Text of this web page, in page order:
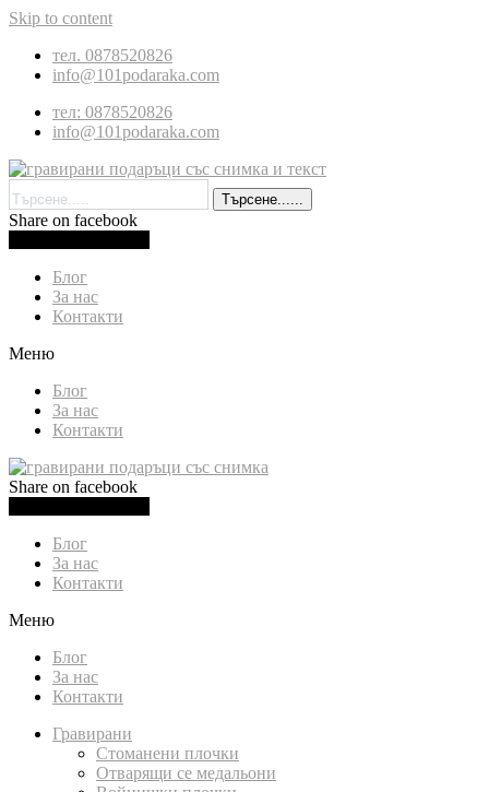
Skip to content
тел. 0878520826
info@101podaraka.com
тел: 0878520826
info@101podaraka.com
Търсене......
Share on facebook
Блог
За нас
Контакти
Меню
Блог
За нас
Контакти
Share on facebook
Блог
За нас
Контакти
Меню
Блог
За нас
Контакти
Гравирани
Стоманени плочки
Отварящи се медальони